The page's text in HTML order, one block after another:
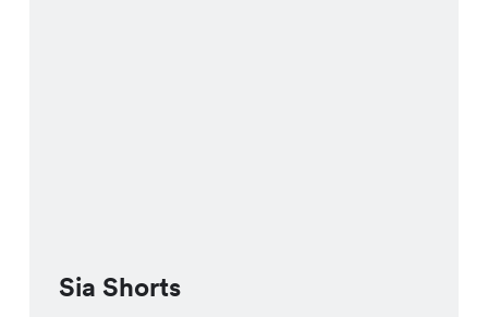
Sia Shorts